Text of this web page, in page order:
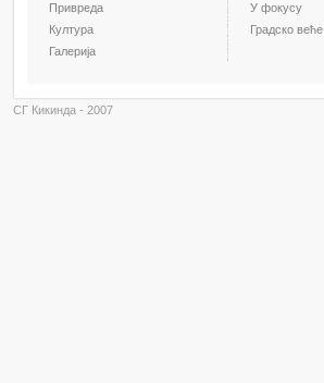
Привреда
Култура
Галерија
У фокусу
Градско веће
СГ Кикинда - 2007